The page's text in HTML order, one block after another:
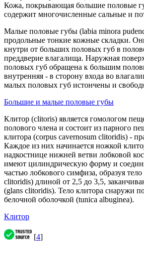
Кожа, покрывающая большие половые
содержит многочисленные сальные и
Малые половые губы (labia minora
продольные тонкие кожные складки.
кнутри от больших половых губ в
преддверие влагалища. Наружная
половых губ обращена к большим
внутренняя - в сторону входа во
малых половых губ истончены и
Большие и малые половые губы
Клитор (clitoris) является гомологом
полового члена и состоит из парного
клитора (corpus cavernosum clitoridis) -
Каждое из них начинается ножкой
надкостнице нижней ветви лобковой
имеют цилиндрическую форму и
частью лобкового симфиза, образуя
clitoridis) длиной от 2,5 до 3,5,
(glans clitoridis). Тело клитора снаружи
белочной оболочкой (tunica albuginea).
Клитор
[4]